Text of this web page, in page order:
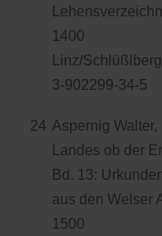
1400
Linz/
3-902299-34-5
24 Aspernig
Landes ob der
Bd. 13:
aus den Welser
1500